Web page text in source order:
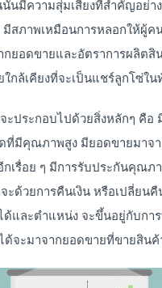
นมีความสุ่มเสี่ยงที่สำคัญอย่า
มีสภาพเหมือนการหลอกให้ผู้ค
ยอดขายและอัตราการผลิตสิ
กล้เคียงที่จะเป็นแชร์ลูกโซ่ใ
ะประกอบไปด้วยสิ่งหลักๆ คือ
ที่มีคุณภาพสูง มียอดขายมาจ
เรื่อย ๆ มีการรับประกันคุณภ
ะด้วยการคืนเงิน หรือเปลี่ยน
และตำแหน่ง จะขึ้นอยู่กับกา
ด้จะมาจากยอดขายที่ขายสินค้